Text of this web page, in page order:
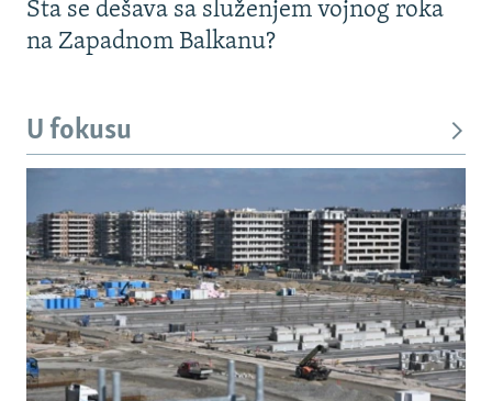
Šta se dešava sa služenjem vojnog roka
na Zapadnom Balkanu?
U fokusu